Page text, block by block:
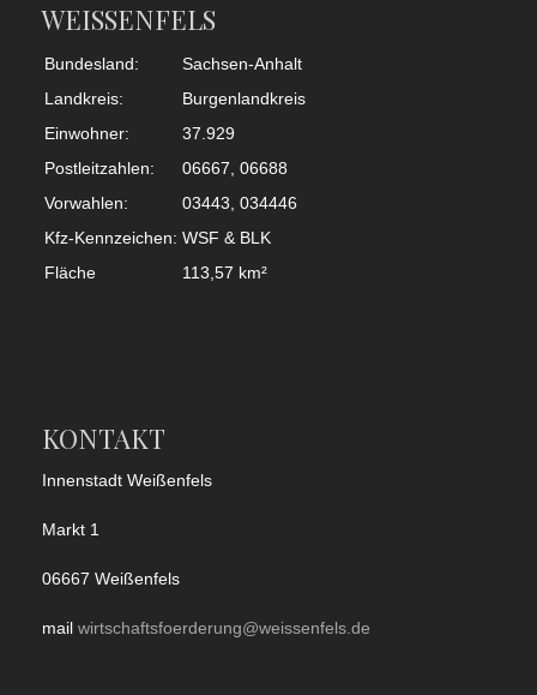
WEISSENFELS
Bundesland:
Sachsen-Anhalt
Landkreis:
Burgenlandkreis
Einwohner:
37.929
Postleitzahlen:
06667, 06688
Vorwahlen:
03443, 034446
Kfz-Kennzeichen: WSF & BLK
Fläche
113,57 km²
KONTAKT
Innenstadt Weißenfels
Markt 1
06667 Weißenfels
mail wirtschaftsfoerderung@weissenfels.de